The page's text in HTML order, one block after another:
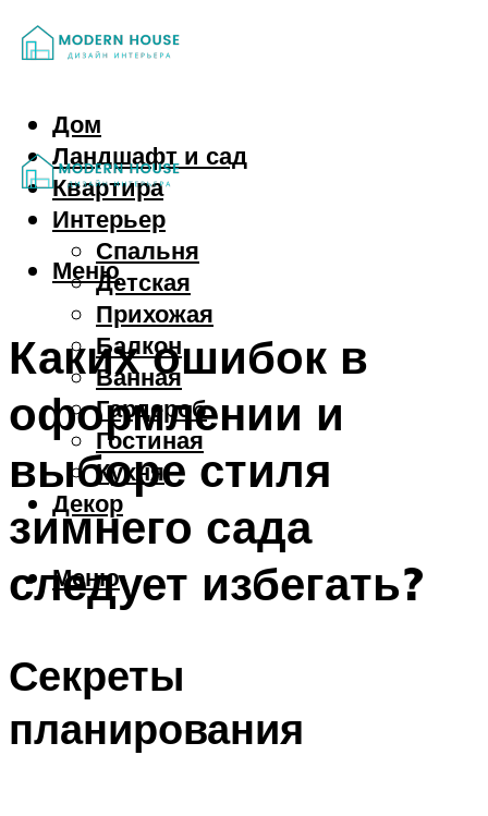
Дом
Ландшафт и сад
Квартира
Интерьер
Спальня
Детская
Прихожая
Балкон
Ванная
Гардероб
Гостиная
Кухня
Декор
Меню
Меню
Каких ошибок в
оформлении и
выборе стиля
зимнего сада
следует избегать?
Секреты
планирования